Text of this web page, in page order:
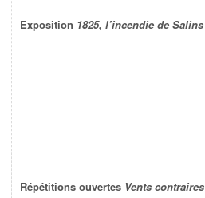
Exposition 1825, l’incendie de Salins
Répétitions ouvertes Vents contraires